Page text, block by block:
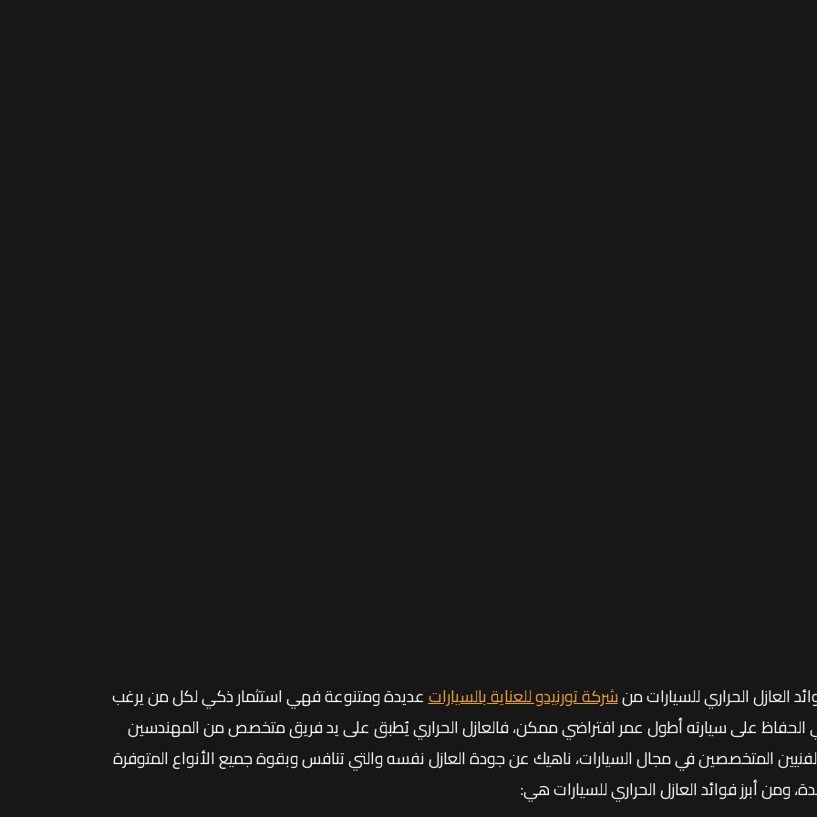
العازل الحراري للسيارات منشركة تورنيدو للعناية بالسياراتعديدة ومتنوعة فهي استثمار ذكي لكل من يرغب
الحفاظ على سيارته أطول عمر افتراضي ممكن، فالعازل الحراري يُطبق على يد فريق متخصص من المهندسين
المتخصصين في مجال السيارات، ناهيك عن جودة العازل نفسه والتي تنافس وبقوة جميع الأنواع المتوفرة
ومن أبرز فوائد العازل الحراري للسيارات هي: